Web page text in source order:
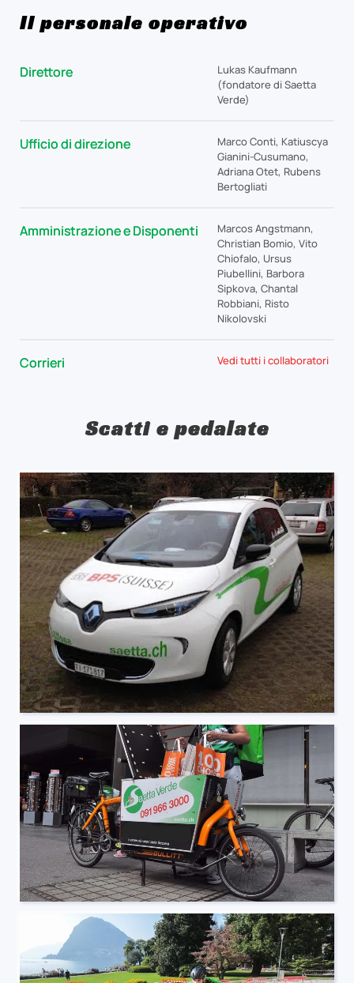
Il personale operativo
Direttore
Lukas Kaufmann
(fondatore di Saetta
Verde)
Ufficio di direzione
Marco Conti, Katiuscya
Gianini-Cusumano,
Adriana Otet, Rubens
Bertogliati
Amministrazione e Disponenti
Marcos Angstmann,
Christian Bomio, Vito
Chiofalo, Ursus
Piubellini, Barbora
Sipkova, Chantal
Robbiani, Risto
Nikolovski
Corrieri Vedi tutti i collaboratori
Scatti e pedalate